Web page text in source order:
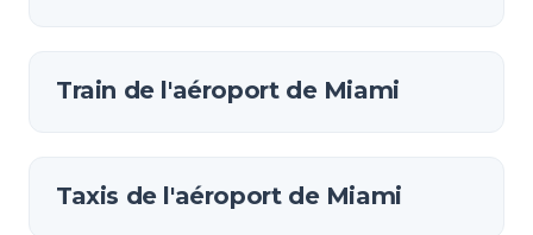
Train de l'aéroport de Miami
Taxis de l'aéroport de Miami